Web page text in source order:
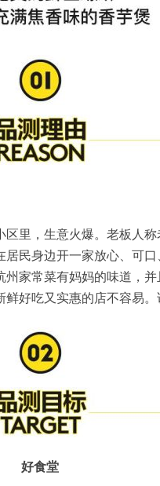
里，生意火爆。老板人
民身边开一家放心、可
家常菜有妈妈的味道，
好吃又实惠的店不容易。
好食堂